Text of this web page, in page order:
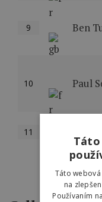
9 Ben
10 Paul
11
Táto
na
Používaním